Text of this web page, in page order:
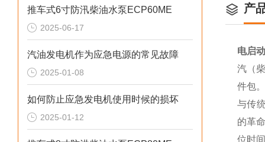
推车式6寸防汛柴油水泵ECP60ME
2025-06-17
汽油发电机作为应急电源的常见故障
2025-01-08
如何防止应急发电机使用时候的损坏
2025-01-12
产
电启
汽（
件包。
与传
的革
位时